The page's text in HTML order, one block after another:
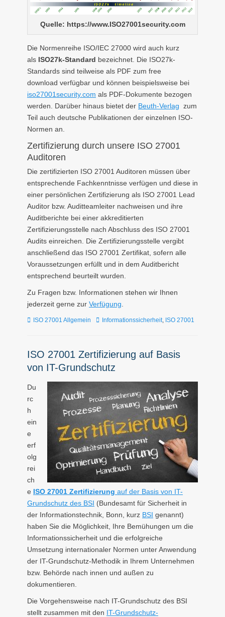
Quelle: https://www.ISO27001security.com
Die Normenreihe ISO/IEC 27000 wird auch kurz
als ISO27k-Standard bezeichnet. Die ISO27k-
Standards sind teilweise als PDF zum free
download verfügbar und können beispielsweise bei
iso27001security.com als PDF-Dokumente bezogen
werden. Darüber hinaus bietet der Beuth-Verlag zum
Teil auch deutsche Publikationen der einzelnen ISO-
Normen an.
Zertifizierung durch unsere ISO 27001
Auditoren
Die zertifizierten ISO 27001 Auditoren müssen über
entsprechende Fachkenntnisse verfügen und diese in
einer persönlichen Zertifizierung als ISO 27001 Lead
Auditor bzw. Auditteamleiter nachweisen und ihre
Auditberichte bei einer akkreditierten
Zertifizierungsstelle nach Abschluss des ISO 27001
Audits einreichen. Die Zertifizierungsstelle vergibt
anschließend das ISO 27001 Zertifikat, sofern alle
Voraussetzungen erfüllt und in dem Auditbericht
entsprechend beurteilt wurden.
Zu Fragen bzw. Informationen stehen wir Ihnen
jederzeit gerne zur Verfügung
Kategorien
ISO 27001 Allgemein TagsInformationssicherheit, ISO 27001
ISO 27001 Zertifizierung auf Basis
von IT-Grundschutz
Du
rc
h
ein
e
erf
olg
rei
ch
e ISO 27001 Zertifizierung auf der Basis von IT-
Grundschutz des BSI (Bundesamt für Sicherheit in
der Informationstechnik, Bonn, kurz BSI genannt)
haben Sie die Möglichkeit, Ihre Bemühungen um die
Informationssicherheit und die erfolgreiche
Umsetzung internationaler Normen unter Anwendung
der IT-Grundschutz-Methodik in Ihrem Unternehmen
bzw. Behörde nach innen und außen zu
dokumentieren.
Die Vorgehensweise nach IT-Grundschutz des BSI
stellt zusammen mit den IT-Grundschutz-